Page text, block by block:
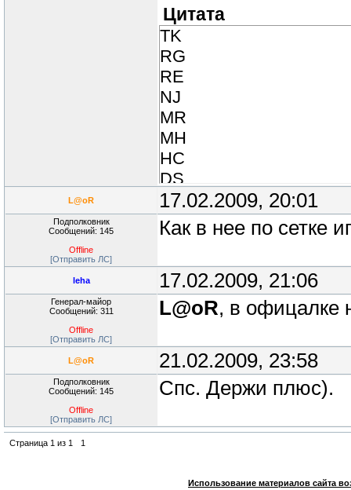
Цитата
TK
RG
RE
NJ
MR
MH
HC
DS
CUTSCENE
CR
CO
BEATS
AMBIENCE
ADVERTS
AA
L@oR 17.02.2009, 20:01
Подполковник
Сообщений: 145
Offline
[Отправить ЛС]
Как в нее по сетке
leha 17.02.2009, 21:06
Генерал-майор
Сообщений: 311
Offline
[Отправить ЛС]
L@oR, в офицалке
L@oR 21.02.2009, 23:58
Подполковник
Сообщений: 145
Offline
[Отправить ЛС]
Спс. Держи плюс).
Страница 1 из 1 1
Использование материалов сайта